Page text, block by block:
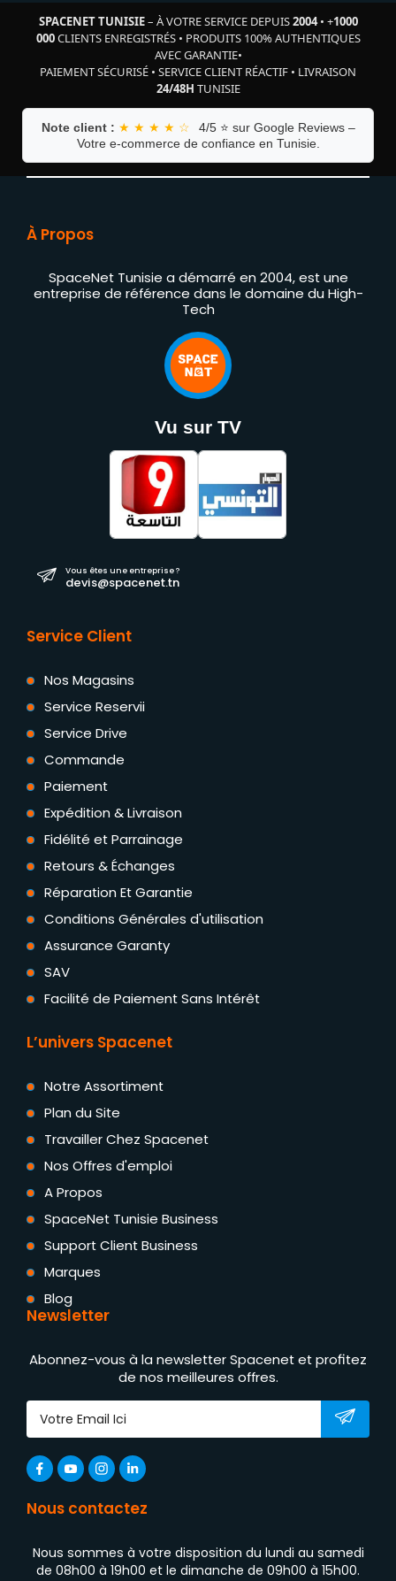
SPACENET TUNISIE– À VOTRE SERVICE DEPUIS2004• +1000
000CLIENTS ENREGISTRÉS• PRODUITS 100% AUTHENTIQUES
AVEC GARANTIE•
PAIEMENT SÉCURISÉ • SERVICE CLIENT RÉACTIF • LIVRAISON
24/48H TUNISIE
Note client : ★ ★ ★ ★ ☆
4/5 ⭐ sur Google Reviews –
Votre e-commerce de confiance en Tunisie.
À Propos
SpaceNet Tunisie a démarré en 2004, est une
entreprise de référence dans le domaine du High-
Tech
Vu sur TV
Vous êtes une entreprise ?
devis@spacenet.tn
Service Client
Nos Magasins
Service Reservii
Service Drive
Commande
Paiement
Expédition & Livraison
Fidélité et Parrainage
Retours & Échanges
Réparation Et Garantie
Conditions Générales d'utilisation
Assurance Garanty
SAV
Facilité de Paiement Sans Intérêt
L’univers Spacenet
Notre Assortiment
Plan du Site
Travailler Chez Spacenet
Nos Offres d'emploi
A Propos
SpaceNet Tunisie Business
Support Client Business
Marques
Blog
Newsletter
Abonnez-vous à la newsletter Spacenet et profitez
de nos meilleures offres.
Nous contactez
Nous sommes à votre disposition du lundi au samedi
de 08h00 à 19h00 et le dimanche de 09h00 à 15h00.